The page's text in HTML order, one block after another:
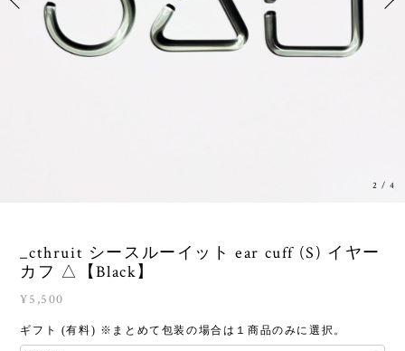
2 /4
_cthruit シースルーイット ear cuff (S) イヤー
カフ △【Black】
¥5,500
ギフト (有料) ※まとめて包装の場合は１商品のみに選択。